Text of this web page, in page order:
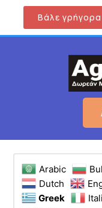
Βάλε
Arabic
Dutch
Greek